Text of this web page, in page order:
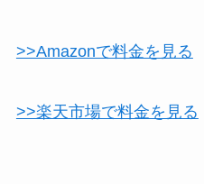
>>Amazonで料金を見る
>>楽天市場で料金を見る